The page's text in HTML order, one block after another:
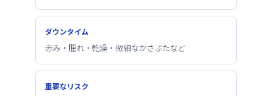
ダウンタイム
赤み・腫れ・乾燥・微細なかさぶたなど
重要なリスク